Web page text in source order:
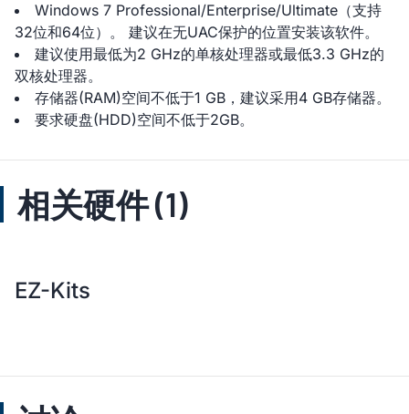
Windows 7 Professional/Enterprise/Ultimate（支持
32位和64位）。 建议在无UAC保护的位置安装该软件。
建议使用最低为2 GHz的单核处理器或最低3.3 GHz的
双核处理器。
存储器(RAM)空间不低于1 GB，建议采用4 GB存储器。
要求硬盘(HDD)空间不低于2GB。
相关硬件 (1)
EZ-Kits